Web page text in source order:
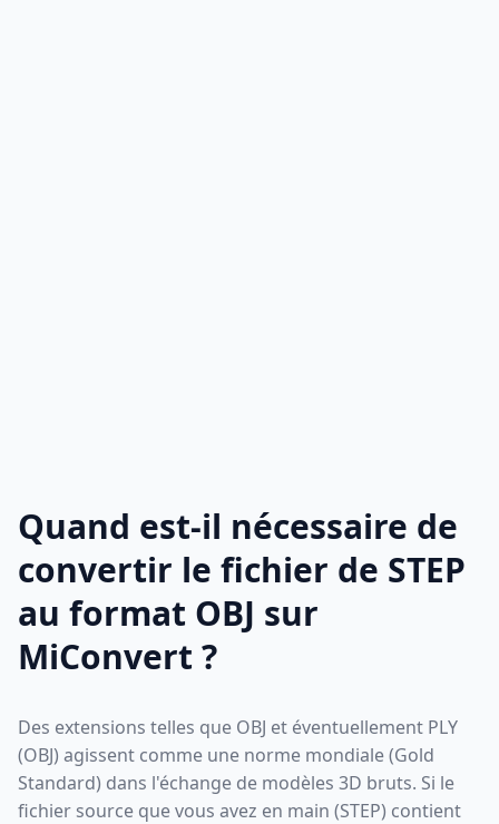
Quand est-il nécessaire de
convertir le fichier de STEP
au format OBJ sur
MiConvert ?
Des extensions telles que OBJ et éventuellement PLY
(OBJ) agissent comme une norme mondiale (Gold
Standard) dans l'échange de modèles 3D bruts. Si le
fichier source que vous avez en main (STEP) contient